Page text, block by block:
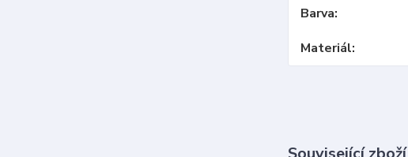
Barva
Materiál